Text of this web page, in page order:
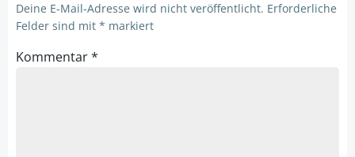
Deine E-Mail-Adresse wird nicht veröffentlicht. Erforderliche
Felder sind mit * markiert
Kommentar*